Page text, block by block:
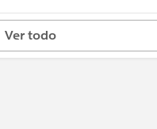
Ver todo